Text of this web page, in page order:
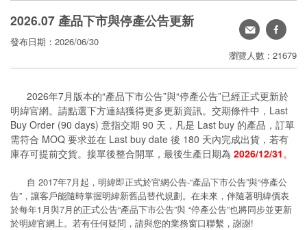
2026.07 產品下市與停產公告更新
發布日期：2026/06/30
瀏覽人數 : 21679
轉
寄
分
享
2026年7月版本的“產品下市公告”與“停產公告”已經正式更新於
明緯官網。請點選下方連結獲得更多更新資訊。交期條件中，Last
Buy Order (90 days) 意指交期 90 天，凡是 Last buy 的產品，訂單
需符合 MOQ 要求並在 Last buy date 後 180 天內完成出貨，若有
庫存可提前交貨。接單後整合開單，最後生產日期為 2026/12/31。
自 2017年7月起，明緯即正式於官網公告-“產品下市公告”與“停產公
告”，讓客戶能隨時掌握明緯新舊品替代規劃。在未來，伴隨著明緯價表
於每年1月與7月的正式公告“產品下市公告”與 “停產公告”也將同步並更新
於明緯官網上。若有任何疑問，請與您的業務窗口聯繫，謝謝!